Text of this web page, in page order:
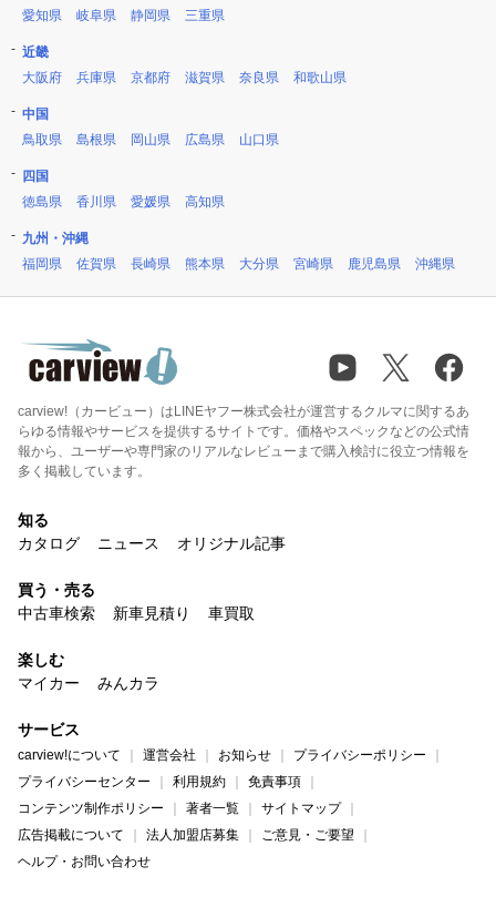
愛知県
岐阜県 静岡県 三重県
近畿
大阪府
兵庫県 京都府 滋賀県 奈良県 和歌山県
中国
鳥取県
島根県 岡山県 広島県 山口県
四国
徳島県
香川県 愛媛県 高知県
九州・沖縄
福岡県
佐賀県 長崎県 熊本県 大分県 宮崎県 鹿児島県 沖縄県
carview!（カービュー）はLINEヤフー株式会社が運営するクルマに関するあ
らゆる情報やサービスを提供するサイトです。価格やスペックなどの公式情
報から、ユーザーや専門家のリアルなレビューまで購入検討に役立つ情報を
多く掲載しています。
知る
カタログ
ニュース オリジナル記事
買う・売る
中古車検索
新車見積り 車買取
楽しむ
マイカー
みんカラ
サービス
carview!について 運営会社 お知らせ
プライバシーポリシー
プライバシーセンター
利用規約
免責事項
コンテンツ制作ポリシー
著者一覧
サイトマップ
広告掲載について
法人加盟店募集
ご意見・ご要望
ヘルプ・お問い合わせ